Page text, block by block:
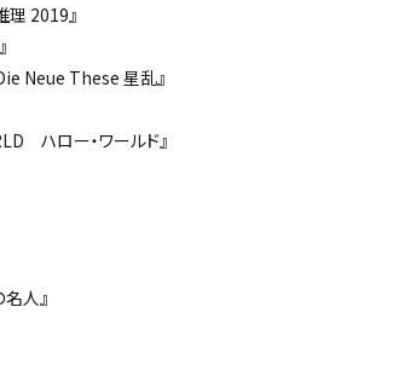
2019』
Neue These 星乱』
ハロー・ワールド』
人』